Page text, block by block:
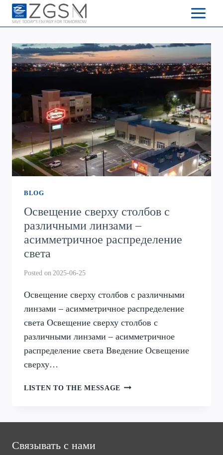
Skip
BLOG
Освещение сверху столбов с
различными линзами –
асимметричное распределение
света
Posted on 2025-06-25
Освещение сверху столбов с различными
линзами – асимметричное распределение
света Освещение сверху столбов с
различными линзами – асимметричное
распределение света Введение Освещение
сверху…
LISTEN TO THE MESSAGE ОСВЕЩЕНИЕ
Связывать с нами